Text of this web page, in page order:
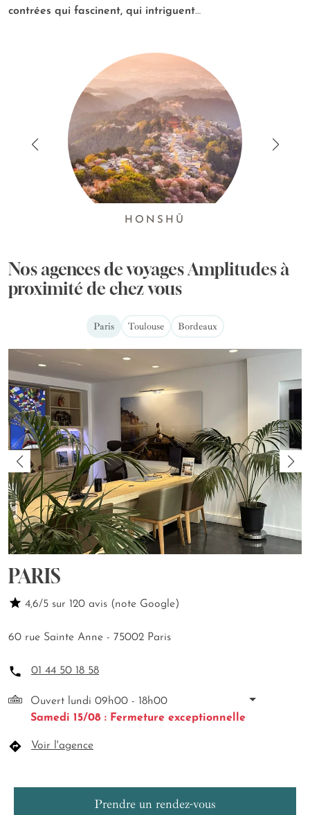
contrées qui fascinent, qui intriguent…
HONSHŪ
Nos agences de voyages Amplitudes à
proximité de chez vous
Paris Toulouse Bordeaux
PARIS
4,6/5 sur 120 avis (note Google)
60 rue Sainte Anne - 75002 Paris
01 44 50 18 58
Ouvert lundi 09h00 - 18h00
Samedi 15/08 : Fermeture exceptionnelle
Voir l'agence
Prendre un rendez-vous